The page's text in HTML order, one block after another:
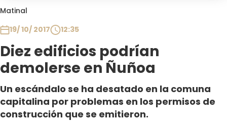
Matinal
19/ 10/ 2017
12:35
Diez edificios podrían
demolerse en Ñuñoa
Un escándalo se ha desatado en la comuna
capitalina por problemas en los permisos de
construcción que se emitieron.
Club De La Comedia
Contigo en Directo
Plan Perfecto
El Tiempo
Sabingo
Todos Los Programas